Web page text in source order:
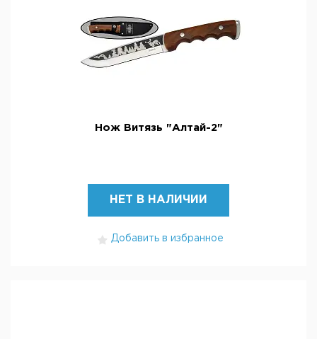
Нож Витязь "Алтай-2"
НЕТ В НАЛИЧИИ
Добавить в избранное